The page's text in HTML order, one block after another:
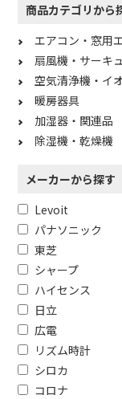
商品カテゴリから
エアコン・窓用
扇風機・サーキ
空気清浄機・イ
暖房器具
加湿器・関連品
除湿機・乾燥機
メーカーから探す
Levoit
パナソニック
東芝
シャープ
ハイセンス
日立
広電
リズム時計
シロカ
コロナ